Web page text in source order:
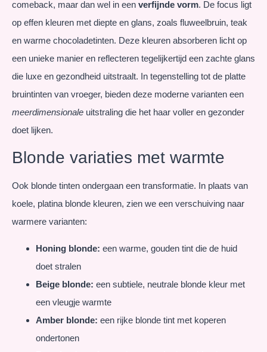
comeback, maar dan wel in een verfijnde vorm. De focus ligt
op effen kleuren met diepte en glans, zoals fluweelbruin, teak
en warme chocoladetinten. Deze kleuren absorberen licht op
een unieke manier en reflecteren tegelijkertijd een zachte glans
die luxe en gezondheid uitstraalt. In tegenstelling tot de platte
bruintinten van vroeger, bieden deze moderne varianten een
meerdimensionale uitstraling die het haar voller en gezonder
doet lijken.
Blonde variaties met warmte
Ook blonde tinten ondergaan een transformatie. In plaats van
koele, platina blonde kleuren, zien we een verschuiving naar
warmere varianten:
Honing blonde: een warme, gouden tint die de huid
doet stralen
Beige blonde: een subtiele, neutrale blonde kleur met
een vleugje warmte
Amber blonde: een rijke blonde tint met koperen
ondertonen